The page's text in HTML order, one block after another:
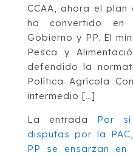
CCAA, ahora el plan
ha convertido en
Gobierno y PP. El
Pesca y
defendido la
Política Agrícola
intermedio […]
La entrada Por
disputas por la
PP se ensarzan